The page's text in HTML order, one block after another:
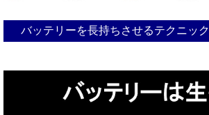
バッテリーを長持ちさせるテクニック